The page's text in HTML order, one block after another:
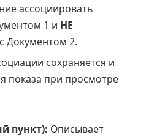
ассоциировать
1 и НЕ
Документом 2.
сохраняется и
показа при просмотре
пункт): Описывает